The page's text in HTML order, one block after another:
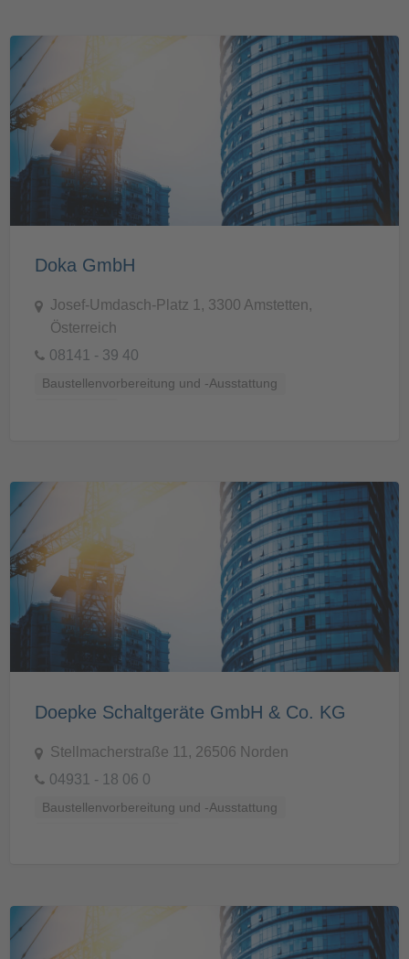
Doka GmbH
Josef-Umdasch-Platz 1, 3300 Amstetten,
Österreich
08141 - 39 40
Baustellenvorbereitung und -Ausstattung
Doepke Schaltgeräte GmbH & Co. KG
Stellmacherstraße 11, 26506 Norden
04931 - 18 06 0
Baustellenvorbereitung und -Ausstattung